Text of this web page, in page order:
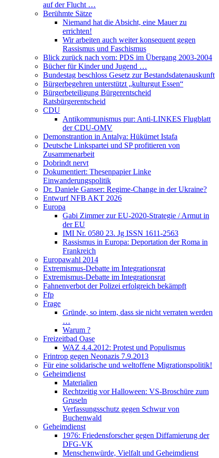
auf der Flucht …
Berühmte Sätze
Niemand hat die Absicht, eine Mauer zu
errichten!
Wir arbeiten auch weiter konsequent gegen
Rassismus und Faschismus
Blick zurück nach vorn: PDS im Übergang 2003-2004
Bücher für Kinder und Jugend …
Bundestag beschloss Gesetz zur Bestandsdatenauskunft
Bürgerbegehren unterstützt „kulturgut Essen“
Bürgerbeteiligung Bürgerentscheid
Ratsbürgerentscheid
CDU
Antikommunismus pur: Anti-LINKES Flugblatt
der CDU-OMV
Demonstrantion in Antalya: Hükümet Istafa
Deutsche Linkspartei und SP profitieren von
Zusammenarbeit
Dobrindt nervt
Dokumentiert: Thesenpapier Linke
Einwanderungspolitik
Dr. Daniele Ganser: Regime-Change in der Ukraine?
Entwurf NFB AKT 2026
Europa
Gabi Zimmer zur EU-2020-Strategie / Armut in
der EU
IMI Nr. 0580 23. Jg ISSN 1611-2563
Rassismus in Europa: Deportation der Roma in
Frankreich
Europawahl 2014
Extremismus-Debatte im Integrationsrat
Extremismus-Debatte im Integrationsrat
Fahnenverbot der Polizei erfolgreich bekämpft
Ffp
Frage
Gründe, so intern, dass sie nicht verraten werden
…
Warum ?
Freizeitbad Oase
WAZ 4.4.2012: Protest und Populismus
Frintrop gegen Neonazis 7.9.2013
Für eine solidarische und weltoffene Migrationspolitik!
Geheimdienst
Materialien
Rechtzeitig vor Halloween: VS-Broschüre zum
Gruseln
Verfassungsschutz gegen Schwur von
Buchenwald
Geheimdienst
1976: Friedensforscher gegen Diffamierung der
DFG-VK
Menschenwürde, Vielfalt und Geheimdienst